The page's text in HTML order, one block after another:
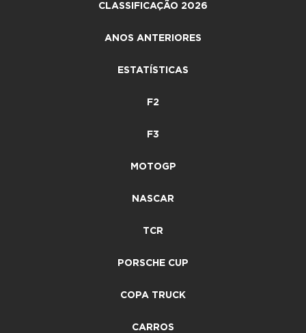
CLASSIFICAÇÃO 2026
ANOS ANTERIORES
ESTATÍSTICAS
F2
F3
MOTOGP
NASCAR
TCR
PORSCHE CUP
COPA TRUCK
CARROS